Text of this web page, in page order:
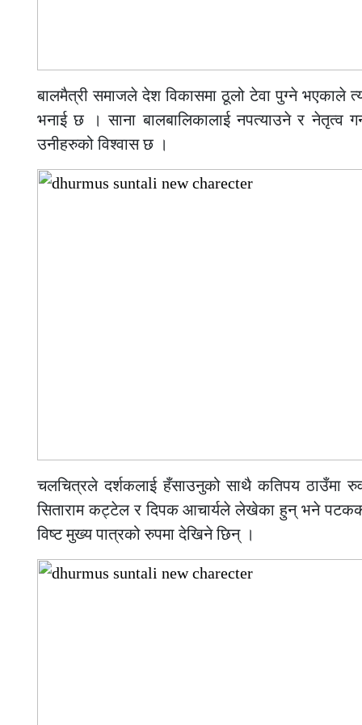
बालमैत्री समाजले देश विकासमा ठूलो टेवा पुग्ने भएकाले
भनाई छ । साना बालबालिकालाई नपत्याउने र नेतृत्व
उनीहरुको विश्वास छ ।
चलचित्रले दर्शकलाई हँसाउनुको साथै कतिपय ठाउँमा
सिताराम कट्टेल र दिपक आचार्यले लेखेका हुन् भने
विष्ट मुख्य पात्रको रुपमा देखिने छिन् ।